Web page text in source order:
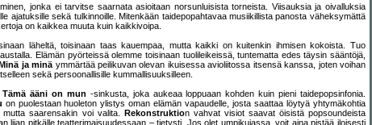
jonka ei tarvitse saarnata asioitaan norsunluisista torneista. Viisauksia ja oivalluksia
ajatuksille sekä tulkinnoille. Mitenkään taidepopahtavaa musiikillista panosta väheksymättä
on kaikkea muuta kuin kaikkivoipa.
läheltä, toisinaan taas kauempaa, mutta kaikki on kuitenkin ihmisen kokoista. Tuo
Elämän pyörteissä olemme toisinaan tuolileikeissä, tuntematta edes täysin sääntöjä,
Minä ja minäymmärtää peilikuvan olevan ikuisessa avioliitossa itsensä kanssa, joten voihan
sekä persoonallisille kummallisuuksilleen.
Tämä ääni on mun -sinkusta, joka aukeaa loppuaan kohden kuin pieni taidepopsinfonia.
on puolestaan huoleton ylistys oman elämän vapaudelle, josta saattaa löytyä yhtymäkohtia
saarensakin voi valita.
Rekonstruktion vahvat visiot saavat öisistä popsoundeista
liian pitkälle teatterimaisuudessaan – tietysti. Jos olet umpikujassa, voit aina pistää iloisesti